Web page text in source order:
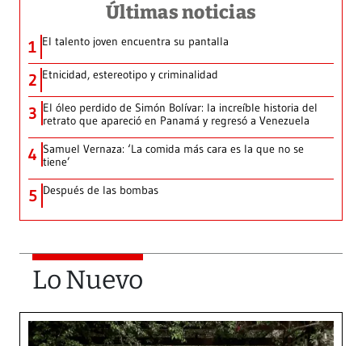
Últimas noticias
1 El talento joven encuentra su pantalla​
2 Etnicidad, estereotipo y criminalidad
3 El óleo perdido de Simón Bolívar: la increíble historia del
retrato que apareció en Panamá y regresó a Venezuela
4 Samuel Vernaza: ‘La comida más cara es la que no se
tiene’
5 Después de las bombas
Lo Nuevo